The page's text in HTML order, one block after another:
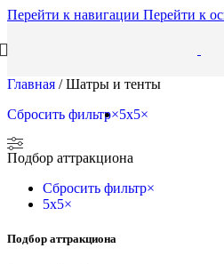
Перейти к навигации Перейти к
Главная / Шатры и тенты
Сбросить фильтр×5x5×
Подбор аттракциона
Сбросить фильтр×
5x5×
Подбор аттракциона